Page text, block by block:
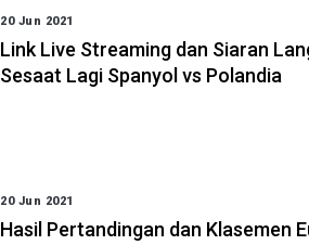
20 Jun 2021
Link Live Streaming dan Siaran
Sesaat Lagi Spanyol vs Polandia
20 Jun 2021
Hasil Pertandingan dan Klasemen